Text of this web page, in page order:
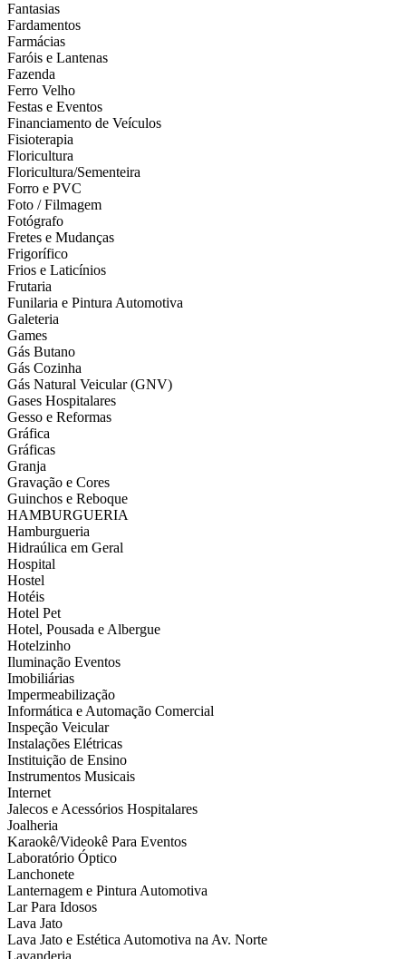
Fantasias
Fardamentos
Farmácias
Faróis e Lantenas
Fazenda
Ferro Velho
Festas e Eventos
Financiamento de Veículos
Fisioterapia
Floricultura
Floricultura/Sementeira
Forro e PVC
Foto / Filmagem
Fotógrafo
Fretes e Mudanças
Frigorífico
Frios e Laticínios
Frutaria
Funilaria e Pintura Automotiva
Galeteria
Games
Gás Butano
Gás Cozinha
Gás Natural Veicular (GNV)
Gases Hospitalares
Gesso e Reformas
Gráfica
Gráficas
Granja
Gravação e Cores
Guinchos e Reboque
HAMBURGUERIA
Hamburgueria
Hidraúlica em Geral
Hospital
Hostel
Hotéis
Hotel Pet
Hotel, Pousada e Albergue
Hotelzinho
Iluminação Eventos
Imobiliárias
Impermeabilização
Informática e Automação Comercial
Inspeção Veicular
Instalações Elétricas
Instituição de Ensino
Instrumentos Musicais
Internet
Jalecos e Acessórios Hospitalares
Joalheria
Karaokê/Videokê Para Eventos
Laboratório Óptico
Lanchonete
Lanternagem e Pintura Automotiva
Lar Para Idosos
Lava Jato
Lava Jato e Estética Automotiva na Av. Norte